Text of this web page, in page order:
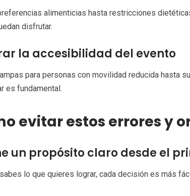
alimenticias hasta restricciones
disfrutar.
la accesibilidad del evento
para personas con movilidad reducida hasta
es fundamental.
evitar estos errores y
un propósito claro desde el
lo que quieres lograr, cada decisión es más